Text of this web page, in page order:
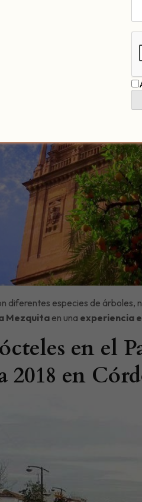
diferentes especies de árboles,
Mezquitaen una experiencia
en el
2018 en